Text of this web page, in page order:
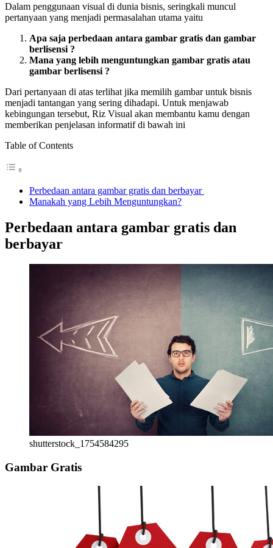
Dalam penggunaan visual di dunia bisnis, seringkali muncul
pertanyaan yang menjadi permasalahan utama yaitu
Apa saja perbedaan antara gambar gratis dan gambar
berlisensi ?
Mana yang lebih menguntungkan gambar gratis atau
gambar berlisensi ?
Dari pertanyaan di atas terlihat jika memilih gambar untuk bisnis
menjadi tantangan yang sering dihadapi. Untuk menjawab
kebingungan tersebut, Riz Visual akan membantu kamu dengan
memberikan penjelasan informatif di bawah ini
Table of Contents
Perbedaan antara gambar gratis dan berbayar
Manakah yang Lebih Menguntungkan?
Perbedaan antara gambar gratis dan
berbayar
shutterstock_1754584295
Gambar Gratis